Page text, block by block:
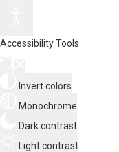
Accessibility Tools
Invert colors
Monochrome
Dark contrast
Light contrast